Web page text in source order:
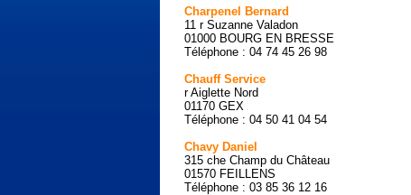
Charpenel Bernard
11 r Suzanne Valadon
01000 BOURG EN BRESSE
Téléphone : 04 74 45 26 98
Chauff Service
r Aiglette Nord
01170 GEX
Téléphone : 04 50 41 04 54
Chavy Daniel
315 che Champ du Château
01570 FEILLENS
Téléphone : 03 85 36 12 16